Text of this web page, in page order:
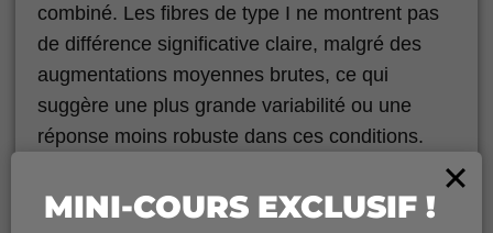
combiné. Les fibres de type I ne montrent pas
de différence significative claire, malgré des
augmentations moyennes brutes, ce qui
suggère une plus grande variabilité ou une
réponse moins robuste dans ces conditions.
Les cellules satellites, impliquées dans la
MINI-COURS EXCLUSIF !